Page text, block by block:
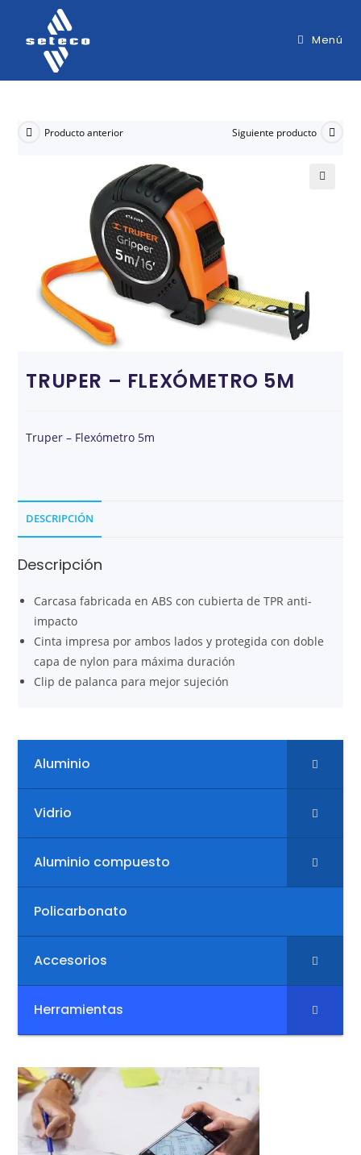
Menú
Producto anterior Siguiente producto
TRUPER – FLEXÓMETRO 5M
Truper – Flexómetro 5m
DESCRIPCIÓN
Descripción
Carcasa fabricada en ABS con cubierta de TPR anti-
impacto
Cinta impresa por ambos lados y protegida con doble
capa de nylon para máxima duración
Clip de palanca para mejor sujeción
Aluminio
Vidrio
Aluminio compuesto
Policarbonato
Accesorios
Herramientas